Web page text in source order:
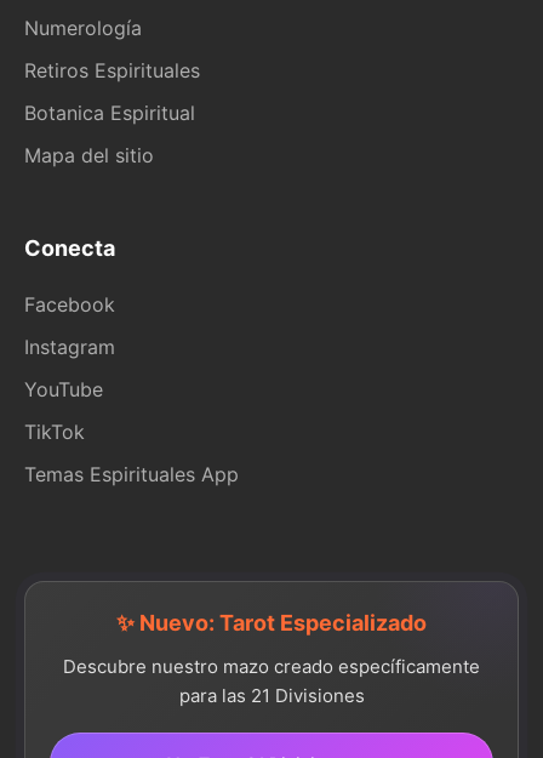
Numerología
Retiros Espirituales
Botanica Espiritual
Mapa del sitio
Conecta
Facebook
Instagram
YouTube
TikTok
Temas Espirituales App
✨ Nuevo: Tarot Especializado
Descubre nuestro mazo creado específicamente
para las 21 Divisiones